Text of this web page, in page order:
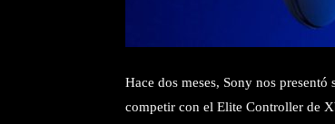
Hace dos meses, Sony nos
competir con el Elite Controller de